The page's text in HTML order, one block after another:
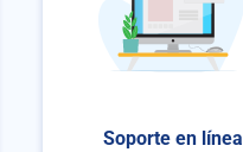
Soporte en línea